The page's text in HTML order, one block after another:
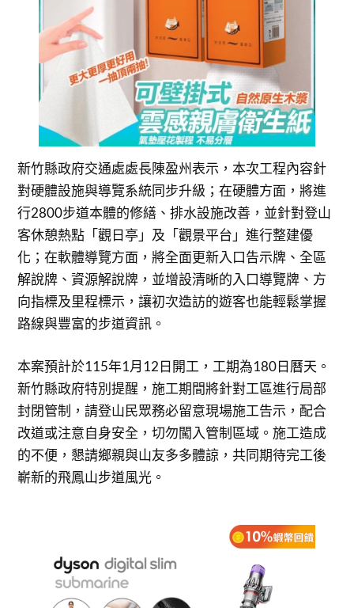
新竹縣政府交通處處長陳盈州表示，本次工程內容針
對硬體設施與導覽系統同步升級；在硬體方面，將進
行2800步道本體的修繕、排水設施改善，並針對登山
客休憩熱點「觀日亭」及「觀景平台」進行整建優
化；在軟體導覽方面，將全面更新入口告示牌、全區
解說牌、資源解說牌，並增設清晰的入口導覽牌、方
向指標及里程標示，讓初次造訪的遊客也能輕鬆掌握
路線與豐富的步道資訊。
本案預計於115年1月12日開工，工期為180日曆天。
新竹縣政府特別提醒，施工期間將針對工區進行局部
封閉管制，請登山民眾務必留意現場施工告示，配合
改道或注意自身安全，切勿闖入管制區域。施工造成
的不便，懇請鄉親與山友多多體諒，共同期待完工後
嶄新的飛鳳山步道風光。